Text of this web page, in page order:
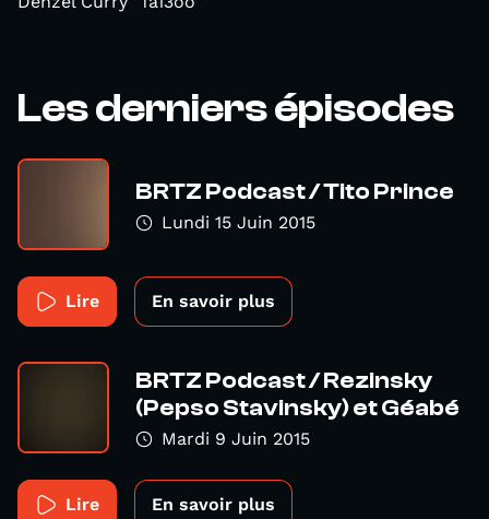
Les derniers épisodes
BRTZ Podcast / Tito Prince
Lundi 15 Juin 2015
Lire En savoir plus
BRTZ Podcast / Rezinsky
(Pepso Stavinsky) et Géabé
Mardi 9 Juin 2015
Lire En savoir plus